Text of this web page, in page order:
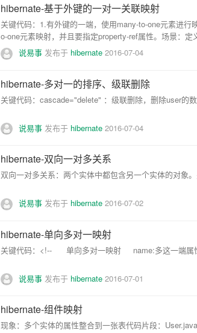
hibernate-基于外键的一对一关联映射
关键代码：1.有外键的一端，使用many-to-one元素进
o-one元素映射，并且要指定property-ref属性。场景：定
说易事 发布于 hibernate 2016-07-04
hibernate-多对一的排序、级联删除
关键代码：cascade="delete" ：级联删除，删除user的
说易事 发布于 hibernate 2016-07-04
hibernate-双向一对多关系
双向一对多关系：两个实体中都包含另一个实体的对象
说易事 发布于 hibernate 2016-07-02
hibernate-单向多对一映射
关键代码：<!-- 单向多对一映射 name:多这一端
说易事 发布于 hibernate 2016-07-01
hibernate-组件映射
现象：多个实体的属性整合到一张表代码片段：